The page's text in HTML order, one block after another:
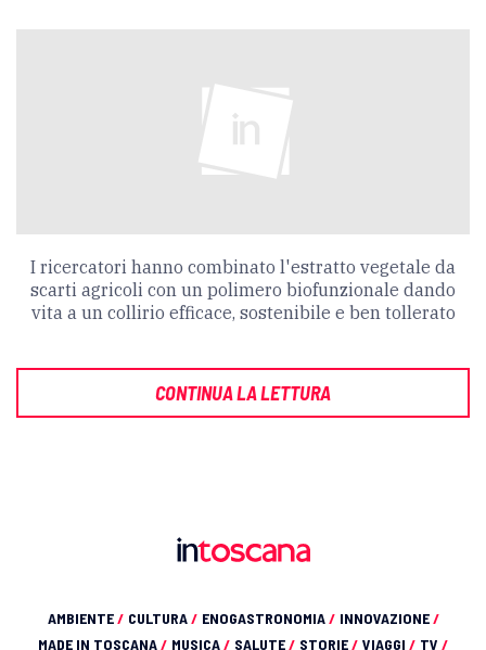
I ricercatori hanno combinato l'estratto vegetale da
scarti agricoli con un polimero biofunzionale dando
vita a un collirio efficace, sostenibile e ben tollerato
CONTINUA LA LETTURA
AMBIENTE/ CULTURA/ ENOGASTRONOMIA/ INNOVAZIONE/
MADE IN TOSCANA/ MUSICA/ SALUTE/ STORIE/ VIAGGI / TV /